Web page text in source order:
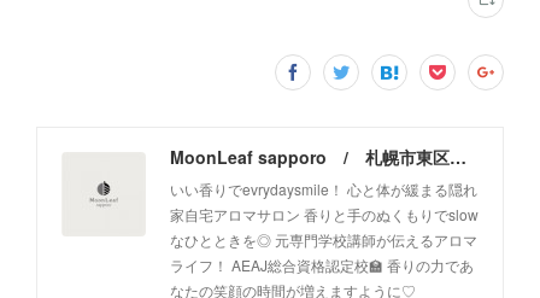
MoonLeaf sapporo / 札幌市東区の100種類以上の香りが楽しめるアロマスクール＆トリートメントサロン
いい香りでevrydaysmile！ 心と体が緩まる隠れ
家自宅アロマサロン 香りと手のぬくもりでslow
なひとときを◎ 元専門学校講師が伝えるアロマ
ライフ！ AEAJ総合資格認定校🏫 香りの力であ
なたの笑顔の時間が増えますように♡